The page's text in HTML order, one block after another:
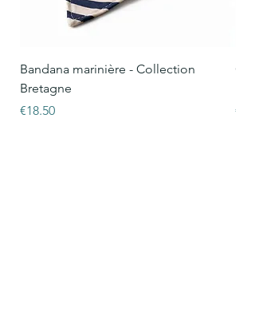
Bandana marinière - Collection
Bretagne
Price
€18.50
Price